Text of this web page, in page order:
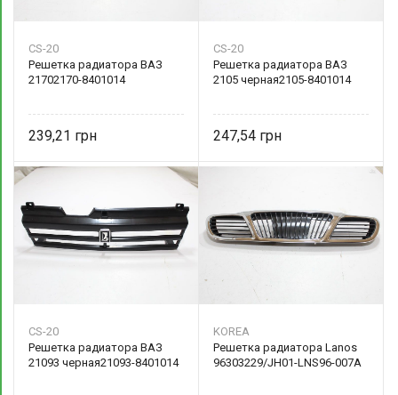
CS-20
Решетка радиатора ВАЗ
21702170-8401014
239,21
CS-20
Решетка радиатора ВАЗ
2105 черная2105-8401014
247,54
CS-20
Решетка радиатора ВАЗ
21093 черная21093-8401014
KOREA
Решетка радиатора Lanos
96303229/JH01-LNS96-007A